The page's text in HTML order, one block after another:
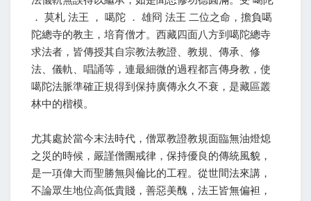
． 莫札 法王 ， 噶陀 ． 雄冏 法王 二位之命，擔負噶
陀總寺的教主，培育僧才。西藏四面八方到噶陀總寺
求法者，皆傳授其自宗教法教證、教規、傳承、修
法、儀軌、唱誦等，連最細微的過程都言傳身教，使
噶陀法脈準確正規得到保持廣傳永久不衰，是藏區叢
林中的楷模。
尤其處於當今末法時代，僧眾教證教規面臨無油燈熄
之災的時候，嚴謹僧團戒律，保持優良的傳統風貌，
是一項偉大而聖勝無與倫比的工程。從世間法來講，
不論眾生地位高低貴賤，善惡美醜，法王皆無偏袒，